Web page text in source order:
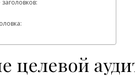
целевой